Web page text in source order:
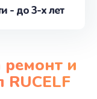
- до 3-х лет
ремонт и